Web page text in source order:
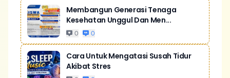
Membangun Generasi Tenaga
Kesehatan Unggul Dan Men...
0 0
Cara Untuk Mengatasi Susah Tidur
Akibat Stres